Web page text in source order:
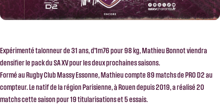
Expérimenté talonneur de 31 ans, d’1m76 pour 98 kg, Mathieu Bonnot viendra
densifier le pack du SA XV pour les deux prochaines saisons.
Formé au Rugby Club Massy Essonne, Mathieu compte 89 matchs de PRO D2 au
compteur. Le natif de la région Parisienne, à Rouen depuis 2019, a réalisé 20
matchs cette saison pour 19 titularisations et 5 essais.